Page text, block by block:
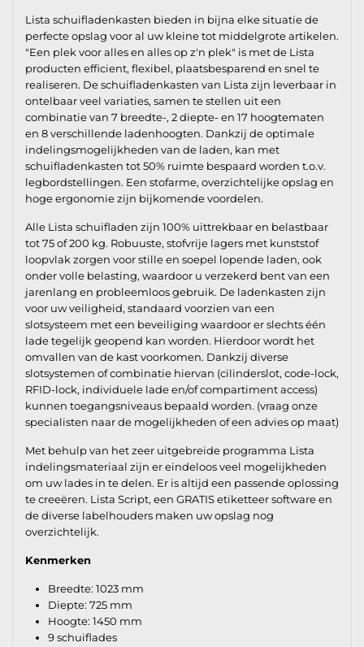
Lista schuifladenkasten bieden in bijna elke situatie de
perfecte opslag voor al uw kleine tot middelgrote artikelen.
"Een plek voor alles en alles op z'n plek" is met de Lista
producten efficient, flexibel, plaatsbesparend en snel te
realiseren. De schuifladenkasten van Lista zijn leverbaar in
ontelbaar veel variaties, samen te stellen uit een
combinatie van 7 breedte-, 2 diepte- en 17 hoogtematen
en 8 verschillende ladenhoogten. Dankzij de optimale
indelingsmogelijkheden van de laden, kan met
schuifladenkasten tot 50% ruimte bespaard worden t.o.v.
legbordstellingen. Een stofarme, overzichtelijke opslag en
hoge ergonomie zijn bijkomende voordelen.
Alle Lista schuifladen zijn 100% uittrekbaar en belastbaar
tot 75 of 200 kg. Robuuste, stofvrije lagers met kunststof
loopvlak zorgen voor stille en soepel lopende laden, ook
onder volle belasting, waardoor u verzekerd bent van een
jarenlang en probleemloos gebruik. De ladenkasten zijn
voor uw veiligheid, standaard voorzien van een
slotsysteem met een beveiliging waardoor er slechts één
lade tegelijk geopend kan worden. Hierdoor wordt het
omvallen van de kast voorkomen. Dankzij diverse
slotsystemen of combinatie hiervan (cilinderslot, code-lock,
RFID-lock, individuele lade en/of compartiment access)
kunnen toegangsniveaus bepaald worden. (vraag onze
specialisten naar de mogelijkheden of een advies op maat)
Met behulp van het zeer uitgebreide programma Lista
indelingsmateriaal zijn er eindeloos veel mogelijkheden
om uw lades in te delen. Er is altijd een passende oplossing
te creeëren. Lista Script, een GRATIS etiketteer software en
de diverse labelhouders maken uw opslag nog
overzichtelijk.
Kenmerken
Breedte: 1023 mm
Diepte: 725 mm
Hoogte: 1450 mm
9 schuiflades